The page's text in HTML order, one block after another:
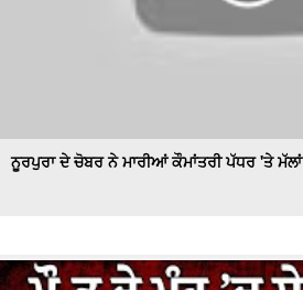
ਨੂਰਪੁਰਾ ਦੇ ਚੋਬਰ ਨੇ ਮਾਰੀਆਂ ਕੌਮਾਂਤਰੀ ਪੱਧਰ 'ਤੇ ਮੱਲਾਂ